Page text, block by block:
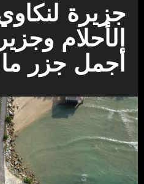
جزيرة
الأحلام
أجمل جزر